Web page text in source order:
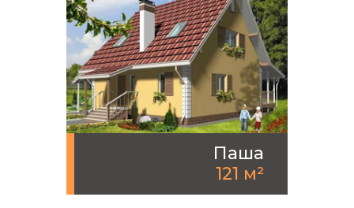
Паша
121 м²